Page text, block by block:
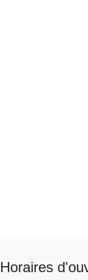
Horaires